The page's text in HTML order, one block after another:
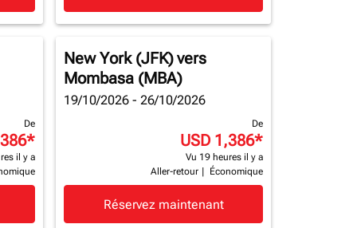
De
*
il y a
New York (JFK)vers
Mombasa (MBA)
19/10/2026 - 26/10/2026
De
USD 1,386*
Vu 19 heures il y a
Aller-retour
Économique
Réservez maintenant